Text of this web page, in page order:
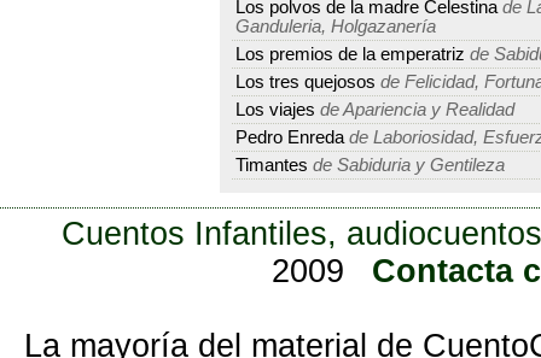
Los polvos de la madre Celestina de
Ganduleria, Holgazanería
Los premios de la emperatriz de
Los tres quejosos de Felicidad,
Los viajes de Apariencia y Realidad
Pedro Enreda de Laboriosidad,
Timantes de Sabiduria y Gentileza
Cuentos Infantiles,
2009
Contacta
La mayoría del material de